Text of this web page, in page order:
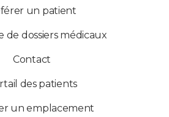
un patient
de dossiers médicaux
Contact
des patients
un emplacement